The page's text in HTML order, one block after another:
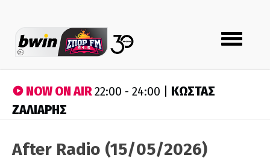
Toggle
navigation
NOW ON AIR22:00 - 24:00 | ΚΩΣΤΑΣ
ΖΑΛΙΑΡΗΣ
After Radio (15/05/2026)